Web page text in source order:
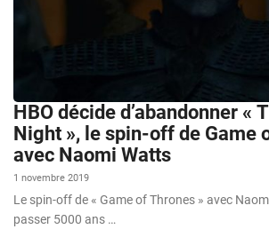
HBO décide d’abandonner «
Night », le spin-off de Game
avec Naomi Watts
1 novembre 2019
Le spin-off de « Game of Thrones » avec
passer 5000 ans …